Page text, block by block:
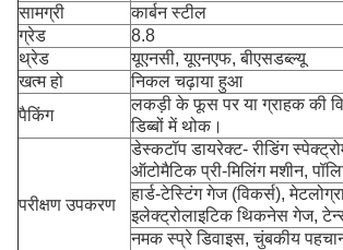
सामग्री
कार्बन स्टील
ग्रेड
8.8
थ्रेड
यूएनसी, यूएनएफ, बीएसडब्ल्यू
खत्म हो
निकल चढ़ाया हुआ
पैकिंग
लकड़ी के फूस पर या ग्राहक की
डिब्बों में थोक।
परीक्षण उपकरण
डेस्कटॉप डायरेक्ट- रीडिंग
ऑटोमैटिक प्री-मिलिंग मशीन,
हार्ड-टेस्टिंग गेज (विकर्स),
इलेक्ट्रोलाइटिक थिकनेस गेज,
नमक स्प्रे डिवाइस, चुंबकीय